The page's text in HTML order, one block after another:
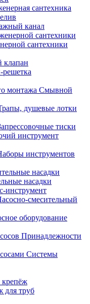
сантехника
канал
сантехники
решетка
Смывной
душевые лотки
тиски
инструмент
инструментов
насадки
инструмент
смесительный
оборудование
Принадлежности
Системы
для труб